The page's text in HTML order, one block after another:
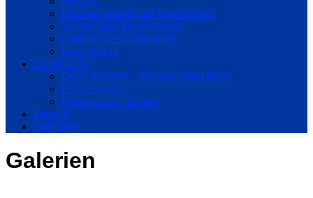
Buchungskalender Vereinsbus
Vermietung Vereinsheim
Kontakt Geschäftsstelle
Downloads
Community
Open Fridays – Barsport und Mehr
Förderverein
Kooperation Tennis
Tabelle
Spielplan
Galerien